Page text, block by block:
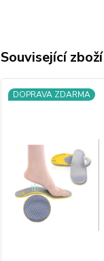
Související zboží
DOPRAVA ZDARMA